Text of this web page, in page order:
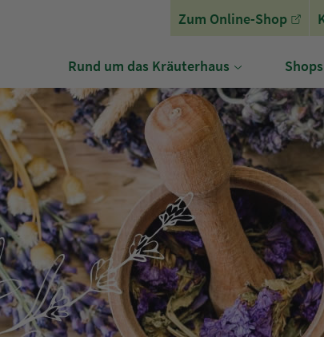
Rund um das Kräuterhaus
Zum Online-Shop